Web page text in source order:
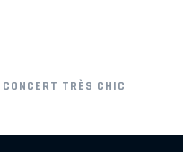
CONCERT TRÈS CHIC